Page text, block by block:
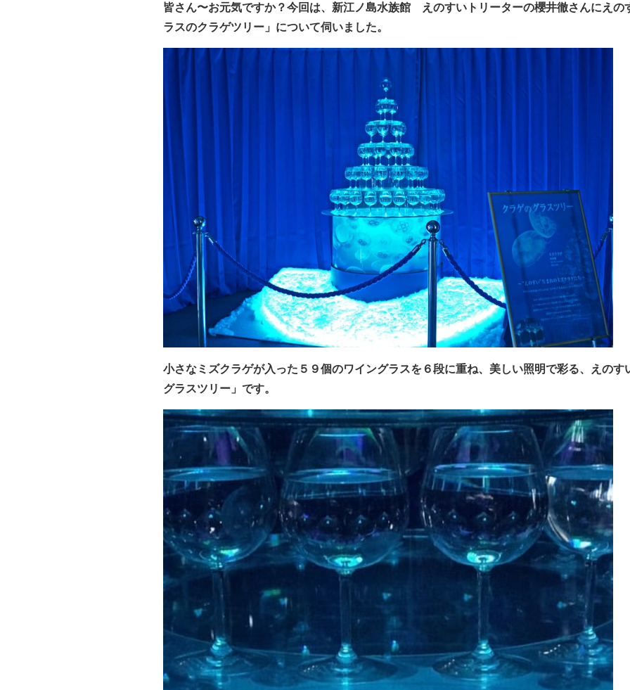
皆さん〜お元気ですか？今回は、新江ノ島水族館 えのすいトリーターの櫻井徹さんにえの
ラスのクラゲツリー」について伺いました。
小さなミズクラゲが入った５９個のワイングラスを６段に重ね、 美しい照明で彩る、えのす
グラスツリー」です。